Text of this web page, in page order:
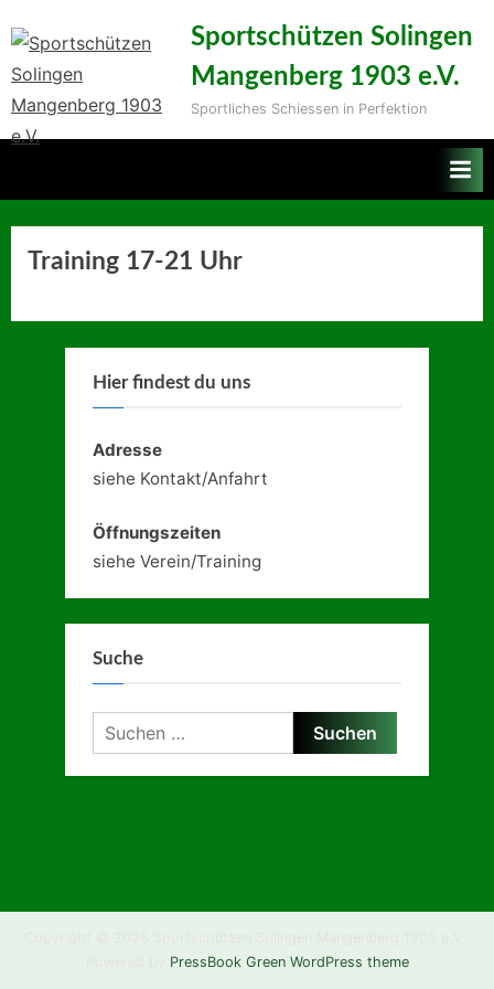
to
content
Sportschützen Solingen
Mangenberg 1903 e.V.
Sportliches Schiessen in Perfektion
Training 17-21 Uhr
Hier findest du uns
Adresse
siehe Kontakt/Anfahrt
Öffnungszeiten
siehe Verein/Training
Suche
Suchen
nach:
PressBook Green WordPress theme